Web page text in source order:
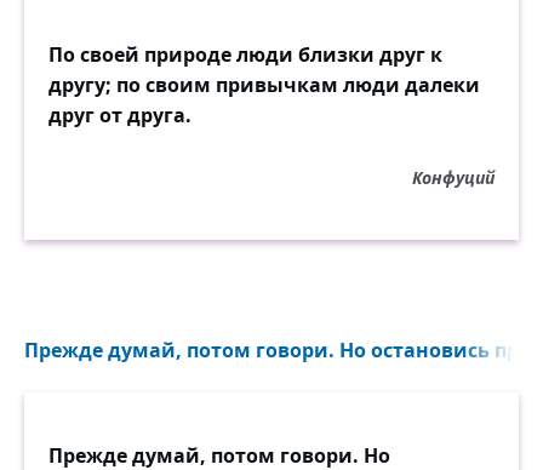
По своей природе люди близки друг к
другу; по своим привычкам люди далеки
друг от друга.
Конфуций
Прежде думай, потом говори. Но остановись
Прежде думай, потом говори. Но